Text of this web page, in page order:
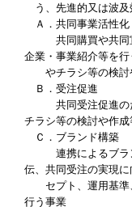
う、先進的又は波及
Ａ．共同事業活性化
共同購買や共同宣
企業・事業紹介等を
やチラシ等の検討
Ｂ．受注促進
共同受注促進のた
チラシ等の検討や作
Ｃ．ブランド構築
連携によるブラン
伝、共同受注の実現
セプト、運用基準
行う事業